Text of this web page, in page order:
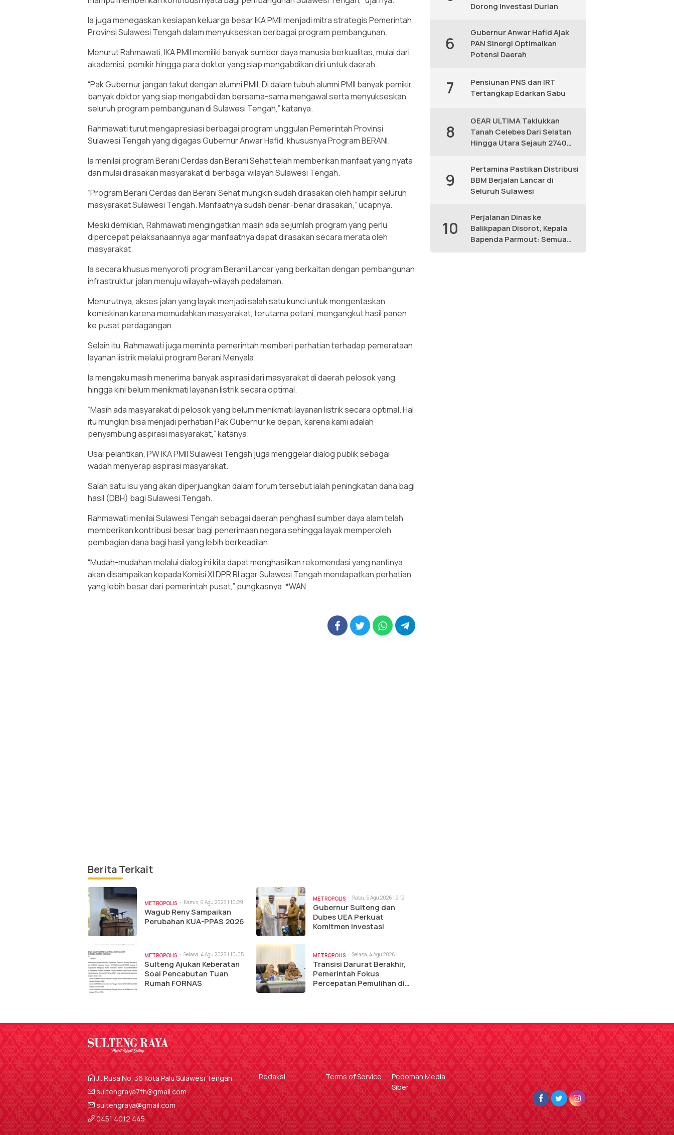
Ia juga menegaskan kesiapan keluarga besar IKA PMII menjadi mitra strategis Pemerintah
Provinsi Sulawesi Tengah dalam menyukseskan berbagai program pembangunan.
Menurut Rahmawati, IKA PMII memiliki banyak sumber daya manusia berkualitas, mulai dari
akademisi, pemikir hingga para doktor yang siap mengabdikan diri untuk daerah.
“Pak Gubernur jangan takut dengan alumni PMII. Di dalam tubuh alumni PMII banyak pemikir,
banyak doktor yang siap mengabdi dan bersama-sama mengawal serta menyukseskan
seluruh program pembangunan di Sulawesi Tengah,” katanya.
Rahmawati turut mengapresiasi berbagai program unggulan Pemerintah Provinsi
Sulawesi Tengah yang digagas Gubernur Anwar Hafid, khususnya Program BERANI.
Ia menilai program Berani Cerdas dan Berani Sehat telah memberikan manfaat yang nyata
dan mulai dirasakan masyarakat di berbagai wilayah Sulawesi Tengah.
“Program Berani Cerdas dan Berani Sehat mungkin sudah dirasakan oleh hampir seluruh
masyarakat Sulawesi Tengah. Manfaatnya sudah benar-benar dirasakan,” ucapnya.
Meski demikian, Rahmawati mengingatkan masih ada sejumlah program yang perlu
dipercepat pelaksanaannya agar manfaatnya dapat dirasakan secara merata oleh
masyarakat.
Ia secara khusus menyoroti program Berani Lancar yang berkaitan dengan pembangunan
infrastruktur jalan menuju wilayah-wilayah pedalaman.
Menurutnya, akses jalan yang layak menjadi salah satu kunci untuk mengentaskan
kemiskinan karena memudahkan masyarakat, terutama petani, mengangkut hasil panen
ke pusat perdagangan.
Selain itu, Rahmawati juga meminta pemerintah memberi perhatian terhadap pemerataan
layanan listrik melalui program Berani Menyala.
Ia mengaku masih menerima banyak aspirasi dari masyarakat di daerah pelosok yang
hingga kini belum menikmati layanan listrik secara optimal.
“Masih ada masyarakat di pelosok yang belum menikmati layanan listrik secara optimal. Hal
itu mungkin bisa menjadi perhatian Pak Gubernur ke depan, karena kami adalah
penyambung aspirasi masyarakat,” katanya.
Usai pelantikan, PW IKA PMII Sulawesi Tengah juga menggelar dialog publik sebagai
wadah menyerap aspirasi masyarakat.
Salah satu isu yang akan diperjuangkan dalam forum tersebut ialah peningkatan dana bagi
hasil (DBH) bagi Sulawesi Tengah.
Rahmawati menilai Sulawesi Tengah sebagai daerah penghasil sumber daya alam telah
memberikan kontribusi besar bagi penerimaan negara sehingga layak memperoleh
pembagian dana bagi hasil yang lebih berkeadilan.
“Mudah-mudahan melalui dialog ini kita dapat menghasilkan rekomendasi yang nantinya
akan disampaikan kepada Komisi XI DPR RI agar Sulawesi Tengah mendapatkan perhatian
yang lebih besar dari pemerintah pusat,” pungkasnya. *WAN
Berita Terkait
METROPOLIS
Kamis, 6 Agu 2026 | 10:29
am
Wagub Reny Sampaikan
Perubahan KUA-PPAS 2026
METROPOLIS
Rabu, 5 Agu 2026 | 2:12
pm
Gubernur Sulteng dan
Dubes UEA Perkuat
Komitmen Investasi
METROPOLIS
Selasa, 4 Agu 2026 | 10:05
am
Sulteng Ajukan Keberatan
Soal Pencabutan Tuan
Rumah FORNAS
METROPOLIS
Selasa, 4 Agu 2026 |
10:00 am
Transisi Darurat Berakhir,
Pemerintah Fokus
Percepatan Pemulihan di
Dorong Investasi Durian
6
Gubernur Anwar Hafid Ajak
PAN Sinergi Optimalkan
Potensi Daerah
7
Pensiunan PNS dan IRT
Tertangkap Edarkan Sabu
8
GEAR ULTIMA Taklukkan
Tanah Celebes Dari Selatan
Hingga Utara Sejauh 2740
9
Pertamina Pastikan Distribusi
BBM Berjalan Lancar di
Seluruh Sulawesi
10
Perjalanan Dinas ke
Balikpapan Disorot, Kepala
Bapenda Parmout: Semua
Jl. Rusa No. 36 Kota Palu Sulawesi Tengah
sultengraya7th@gmail.com
sultengraya@gmail.com
0451 4012 445
Redaksi Terms of Service
Pedoman Media
Siber